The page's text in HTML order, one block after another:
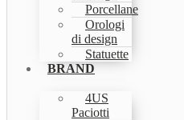
Porcellane
Orologi
di design
Statuette
BRAND
4US
Paciotti